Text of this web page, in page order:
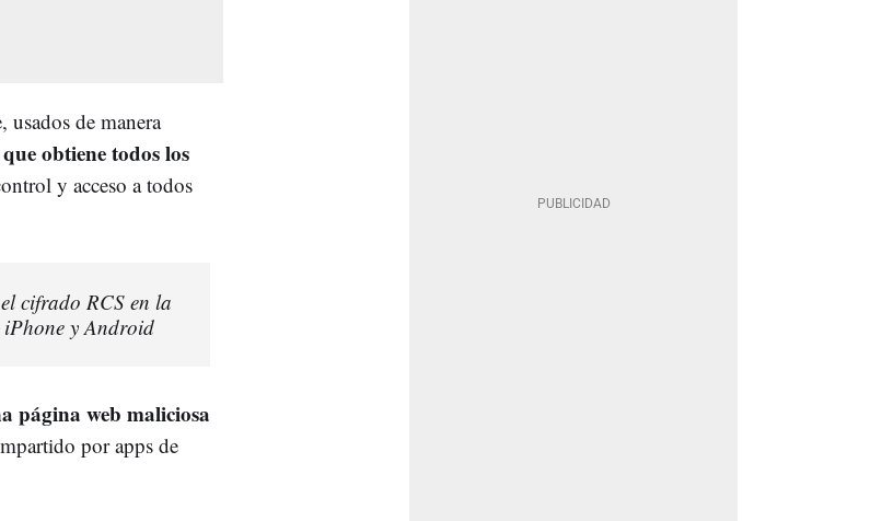
de manera
obtiene todos los
y acceso a todos
cifrado RCS en la
iPhone y Android
página web maliciosa
por apps de